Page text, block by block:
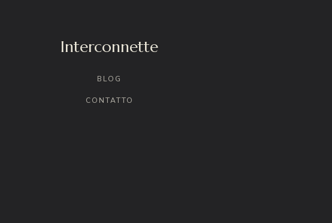
Interconnette
BLOG
CONTATTO